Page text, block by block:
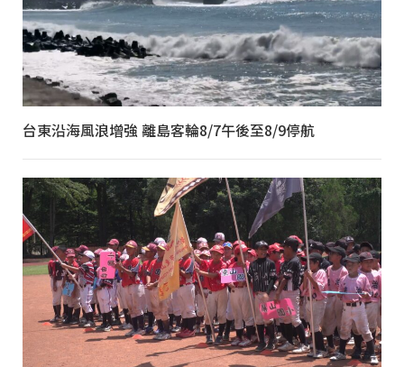
台東沿海風浪增強 離島客輪8/7午後至8/9停航